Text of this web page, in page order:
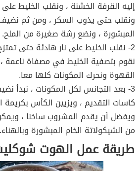
إليه القرفة الخشنة ، ونقلب الخليط
ونقلب حتى يذوب السكر ، ومن ثم نضيف
المبشورة ، ونضع رشة صغيرة من الملح.
2- نقلب الخليط على نار هادئة حتى
نقوم بتصفية الخليط في مصفاة ناعمة
القهوة ونحرك المكونات كلها معا.
3- بعد التجانس لكل المكونات ،
كاسات التقديم ، ويزيين الكأس بكريمة
ويفضل أن يقدم المشروب ساخنا ،
من الشيكولاتة الخام المبشورة وبالهناء.
طريقة عمل الهوت